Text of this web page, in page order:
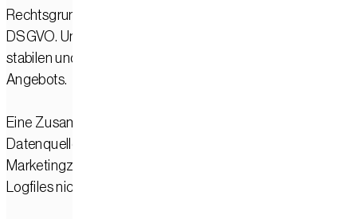
Rechtsgrundlage für die Verarbeitung ist Art. 6 Abs. 1 lit. f
DSGVO. Unser berechtigtes Interesse liegt in der sicheren,
stabilen und effizienten Bereitstellung unseres Online-
Angebots.
Eine Zusammenführung dieser Daten mit anderen
Datenquellen erfolgt durch uns nicht. Eine Auswertung zu
Marketingzwecken findet auf Grundlage der Server-
Logfiles nicht statt.